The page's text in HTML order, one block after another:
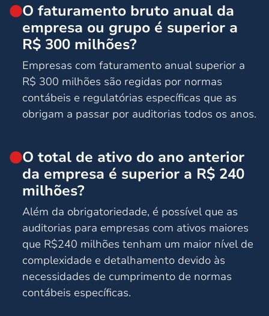
O faturamento bruto anual da
empresa ou grupo é superior a
R$ 300 milhões?
Empresas com faturamento anual superior a
R$ 300 milhões são regidas por normas
contábeis e regulatórias específicas que as
obrigam a passar por auditorias todos os anos.
O total de ativo do ano anterior
da empresa é superior a R$ 240
milhões?
Além da obrigatoriedade, é possível que as
auditorias para empresas com ativos maiores
que R$240 milhões tenham um maior nível de
complexidade e detalhamento devido às
necessidades de cumprimento de normas
contábeis específicas.